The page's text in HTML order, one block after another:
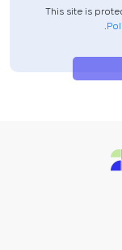
This site is